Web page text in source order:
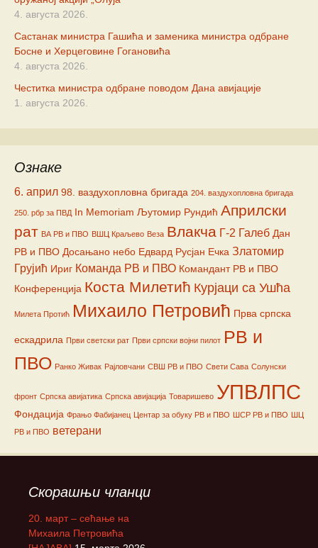
4. августа 2026.
Састанак министра Гашића и заменика министра одбране
Босне и Херцеговине Гогановића
4. августа 2026.
Честитка министра одбране поводом Дана авијације
1. августа 2026.
Ознаке
6. април 98. ваздухопловна бригада 204. ваздухопловна бригада
250. рбр за ПВД In Memoriam Љутомир Рундић Априлски
рат ВА РВ и ПВО ВШЦ Краљево Веза Влакча Г-2 Галеб Дан
РВ и ПВО Досањано небо Едвард Русјан Ечка Златомир
Грујић Ириг Команда РВ и ПВО Командант РВ и ПВО
Конференција Коста Милетић Курјаци са Ушћа
Милета Протић Михаило Петровић Прва српска
ескадрила Први светски рат Први српски војни пилот РВ и
ПВО Ранко Живак Рајловчани СВШ РВ и ПВО Свети Сава Солунски
фронт Српска авијатика Српска авијација Товаришево УПВЛПС
Фондација Фрањо Фабијанец Центар за обуку РВ и ПВО ШСР РВ и ПВО ШЦ
РВ и ПВО ветерани
Скорашњи чланци
20. март – сећање на
Михаила Петровића